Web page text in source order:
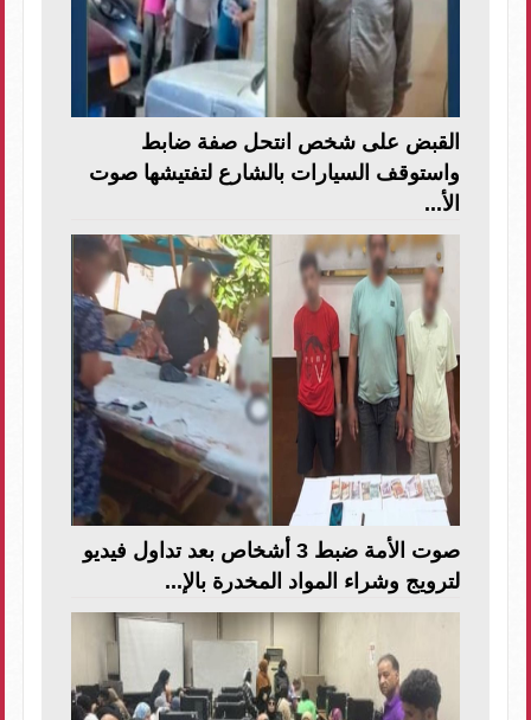
القبض على شخص انتحل صفة ضابط
واستوقف السيارات بالشارع لتفتيشها صوت
الأ...
صوت الأمة ضبط 3 أشخاص بعد تداول فيديو
لترويج وشراء المواد المخدرة بالإ...